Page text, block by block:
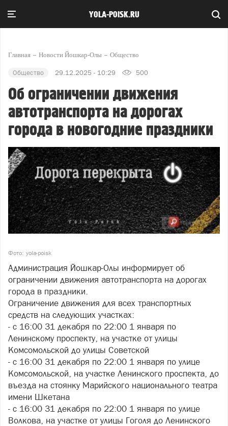
YOLA-POISK.RU
Главная Новости Йошкар-Олы Общество
Общество 29.12.2025 - 10:29 500
Об ограничении движения
автотранспорта на дорогах
города в новогодние праздники
Фото: yola-poisk
Администрация Йошкар-Олы информирует об
ограничении движения автотранспорта на дорогах
города в праздники.
Ограничение движения для всех транспортных
средств на следующих участках:
- с 16:00 31 декабря по 22:00 1 января по
Ленинскому проспекту, на участке от улицы
Комсомольской до улицы Советской
- с 16:00 31 декабря по 22:00 1 января по улице
Комсомольской, на участке Ленинского проспекта, до
въезда на стоянку Марийского национального театра
имени Шкетана
- с 16:00 31 декабря по 22:00 1 января по улице
Волкова, на участке от улицы Гоголя до Ленинского